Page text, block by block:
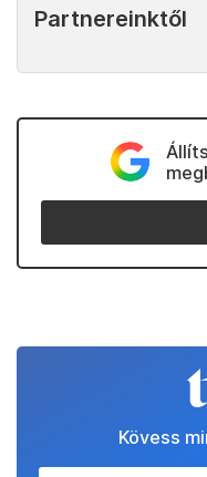
Partnereinktől
Kövess